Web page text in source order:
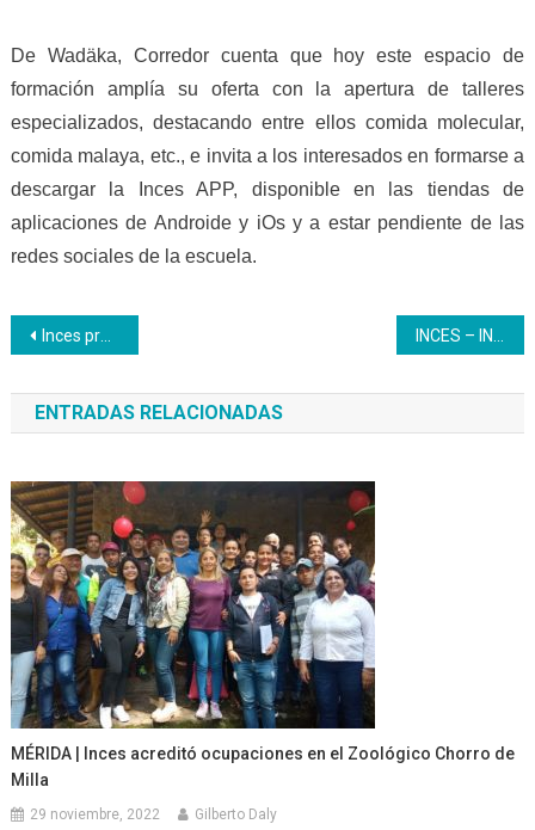
De Wadäka, Corredor cuenta que hoy este espacio de
formación amplía su oferta con la apertura de talleres
especializados, destacando entre ellos comida molecular,
comida malaya, etc., e invita a los interesados en formarse a
descargar la Inces APP, disponible en las tiendas de
aplicaciones de Androide y iOs y a estar pendiente de las
redes sociales de la escuela.
Navegación
de
entradas
Inces presente en la XVII edición de la FITVEN Venezuela
ENTRADAS RELACIONADAS
MÉRIDA | Inces acreditó ocupaciones en el Zoológico Chorro de
Milla
29 noviembre, 2022 Gilberto Daly